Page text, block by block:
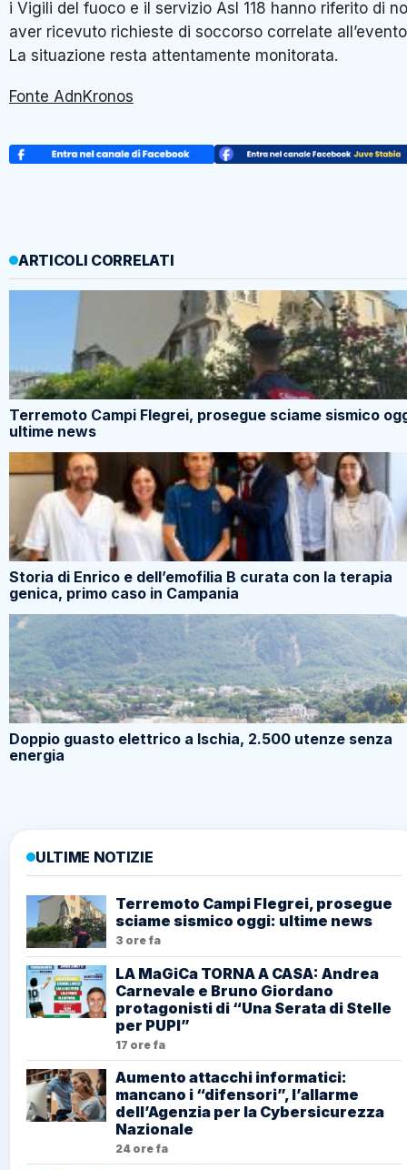
i Vigili del fuoco e il servizio Asl 118 hanno riferito di
aver ricevuto richieste di soccorso correlate
La situazione resta attentamente monitorata.
Fonte AdnKronos
ARTICOLI CORRELATI
Terremoto Campi Flegrei, prosegue sciame sismico
ultime news
Storia di Enrico e dell’emofilia B curata con la terapia
genica, primo caso in Campania
Doppio guasto elettrico a Ischia, 2.500 utenze senza
energia
ULTIME NOTIZIE
Terremoto Campi Flegrei, prosegue
sciame sismico oggi: ultime news
3 ore fa
LA MaGiCa TORNA A CASA: Andrea
Carnevale e Bruno Giordano
protagonisti di “Una Serata di Stelle
per PUPI”
17 ore fa
Aumento attacchi informatici:
mancano i “difensori”, l’allarme
dell’Agenzia per la Cybersicurezza
Nazionale
24 ore fa